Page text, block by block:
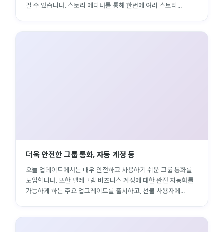
팔 수 있습니다. 스토리 에디터를 통해 한번에 여러 스토리...
더욱 안전한 그룹 통화, 자동 계정 등
오늘 업데이트에서는 매우 안전하고 사용하기 쉬운 그룹 통화를
도입합니다. 또한 텔레그램 비즈니스 계정에 대한 완전 자동화를
가능하게 하는 주요 업그레이드를 출시하고, 선물 사용자에...